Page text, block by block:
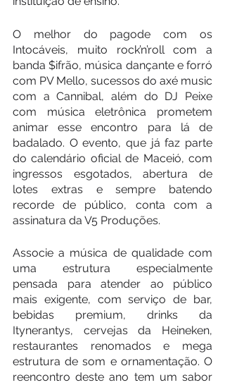
O melhor do pagode com os
Intocáveis, muito rock’n’roll com a
banda $ifrão, música dançante e forró
com PV Mello, sucessos do axé music
com a Cannibal, além do DJ Peixe
com música eletrônica prometem
animar esse encontro para lá de
badalado. O evento, que já faz parte
do calendário oficial de Maceió, com
ingressos esgotados, abertura de
lotes extras e sempre batendo
recorde de público, conta com a
assinatura da V5 Produções.
Associe a música de qualidade com
uma estrutura especialmente
pensada para atender ao público
mais exigente, com serviço de bar,
bebidas premium, drinks da
Itynerantys, cervejas da Heineken,
restaurantes renomados e mega
estrutura de som e ornamentação. O
reencontro deste ano tem um sabor